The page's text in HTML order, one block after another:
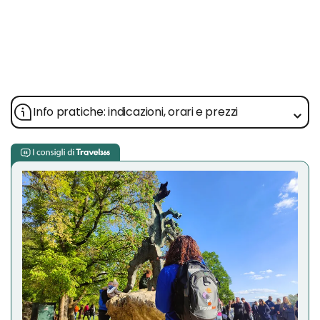
Info pratiche: indicazioni, orari e prezzi